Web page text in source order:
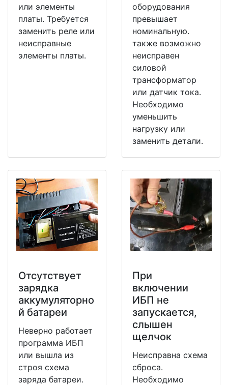
или элементы
платы. Требуется
заменить реле или
неисправные
элементы платы.
оборудования
превышает
номинальную.
также возможно
неисправен
силовой
трансформатор
или датчик тока.
Необходимо
уменьшить
нагрузку или
заменить детали.
Отсутствует
зарядка
аккумуляторно
й батареи
Неверно работает
программа ИБП
или вышла из
строя схема
заряда батареи.
При
включении
ИБП не
запускается,
слышен
щелчок
Неисправна схема
сброса.
Необходимо